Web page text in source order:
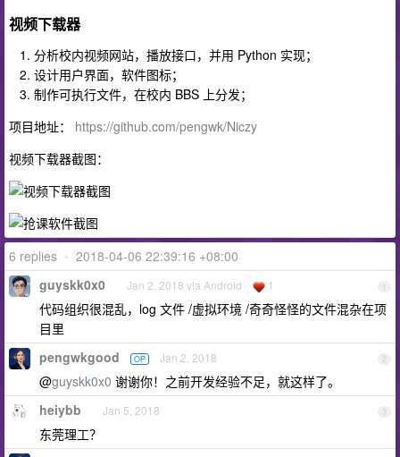
视频下载器
分析校内视频网站，播放接口，并用 Python 实现；
设计用户界面，软件图标；
制作可执行文件，在校内 BBS 上分发；
项目地址： https://github.com/pengwk/Niczy
视频下载器截图：
6 replies • 2018-04-06 22:39:16 +08:00
1
guyskk0x0 Jan 2, 2018 via Android 1
代码组织很混乱，log 文件 /虚拟环境 /奇奇怪怪的文件混杂在项
目里
2
pengwkgood OP Jan 2, 2018
@guyskk0x0 谢谢你！之前开发经验不足，就这样了。
3
heiybb Jan 5, 2018
东莞理工？